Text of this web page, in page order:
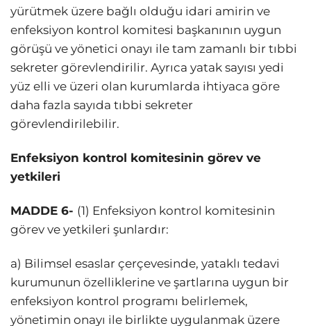
yürütmek üzere bağlı olduğu idari amirin ve
enfeksiyon kontrol komitesi başkanının uygun
görüşü ve yönetici onayı ile tam zamanlı bir tıbbi
sekreter görevlendirilir. Ayrıca yatak sayısı yedi
yüz elli ve üzeri olan kurumlarda ihtiyaca göre
daha fazla sayıda tıbbi sekreter
görevlendirilebilir.
Enfeksiyon kontrol komitesinin görev ve
yetkileri
MADDE 6- (1) Enfeksiyon kontrol komitesinin
görev ve yetkileri şunlardır:
a) Bilimsel esaslar çerçevesinde, yataklı tedavi
kurumunun özelliklerine ve şartlarına uygun bir
enfeksiyon kontrol programı belirlemek,
yönetimin onayı ile birlikte uygulanmak üzere